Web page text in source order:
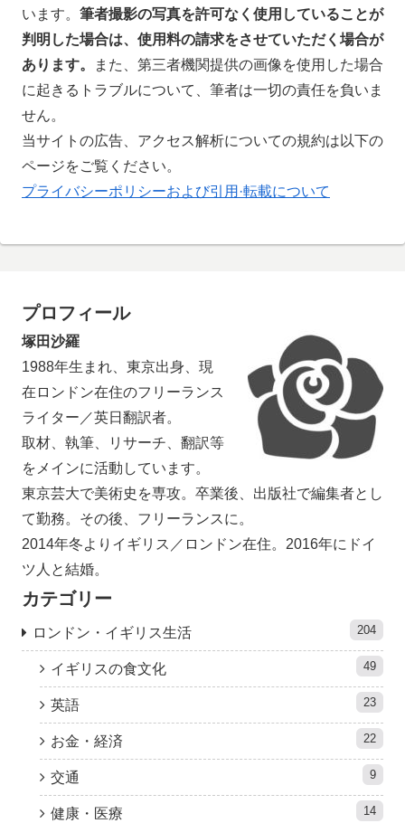
います。 筆者撮影の写真を許可なく使用していることが
判明した場合は、使用料の請求をさせていただく場合が
あります。
また、第三者機関提供の画像を使用した場合
に起きるトラブルについて、筆者は一切の責任を負いま
せん。
当サイトの広告、アクセス解析についての規約は以下の
ページをご覧ください。
プライバシーポリシーおよび引用·転載について
プロフィール
塚田沙羅
1988年生まれ、東京出身、現
在ロンドン在住のフリーランス
ライター／英日翻訳者。
取材、執筆、リサーチ、翻訳等
をメインに活動しています。
東京芸大で美術史を専攻。卒業後、出版社で編集者とし
て勤務。その後、フリーランスに。
2014年冬よりイギリス／ロンドン在住。2016年にドイ
ツ人と結婚。
カテゴリー
ロンドン・イギリス生活 204
イギリスの食文化 49
英語 23
お金・経済 22
交通 9
健康・医療 14